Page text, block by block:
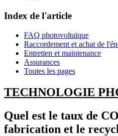
Index de l'article
FAQ photovoltaïque
Raccordement et achat de
Entretien et maintenance
Assurances
Toutes les pages
TECHNOLOGIE
Quel est le taux de
fabrication et le